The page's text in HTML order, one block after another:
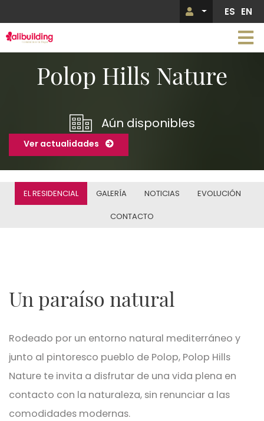
contenido
principal
Menú de
ES EN
Polop Hills Nature
Aún disponibles
Ver actualidades
EL RESIDENCIAL GALERÍA NOTICIAS EVOLUCIÓN
CONTACTO
Un paraíso natural
Rodeado por un entorno natural mediterráneo y
junto al pintoresco pueblo de Polop, Polop Hills
Nature te invita a disfrutar de una vida plena en
contacto con la naturaleza, sin renunciar a las
comodidades modernas.